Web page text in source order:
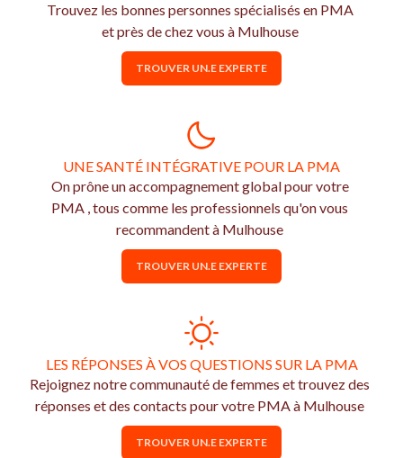
Trouvez les bonnes personnes spécialisés en PMA
et près de chez vous à Mulhouse
TROUVER UN.E EXPERTE
UNE SANTÉ INTÉGRATIVE POUR LA PMA
On prône un accompagnement global pour votre
PMA , tous comme les professionnels qu'on vous
recommandent à Mulhouse
TROUVER UN.E EXPERTE
LES RÉPONSES À VOS QUESTIONS SUR LA PMA
Rejoignez notre communauté de femmes et trouvez des
réponses et des contacts pour votre PMA à Mulhouse
TROUVER UN.E EXPERTE